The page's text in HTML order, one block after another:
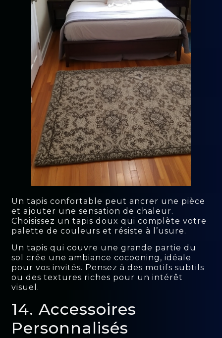
Un tapis confortable peut ancrer une pièce
et ajouter une sensation de chaleur.
Choisissez un tapis doux qui complète votre
palette de couleurs et résiste à l’usure.
Un tapis qui couvre une grande partie du
sol crée une ambiance cocooning, idéale
pour vos invités. Pensez à des motifs subtils
ou des textures riches pour un intérêt
visuel.
14. Accessoires
Personnalisés